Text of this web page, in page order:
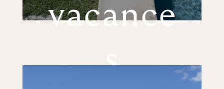
vacance
s